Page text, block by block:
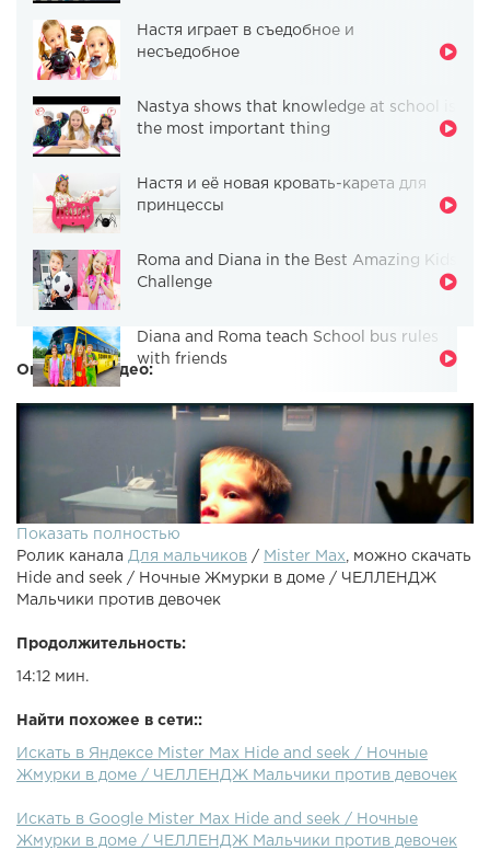
Настя играет в съедобное и
несъедобное
Nastya shows that knowledge at school is
the most important thing
Настя и её новая кровать-карета для
принцессы
Roma and Diana in the Best Amazing Kids
Challenge
Diana and Roma teach School bus rules
with friends
Описание видео:
видео! Ставьте лайки! Подписывайтесь на мой канал
Показать полностью
Ролик канала Для мальчиков / Mister Max , можно скачать
Hide and seek / Ночные Жмурки в доме / ЧЕЛЛЕНДЖ
Мальчики против девочек
Продолжительность:
14:12 мин.
Найти похожее в сети::
Искать в Яндексе Mister Max Hide and seek / Ночные
Жмурки в доме / ЧЕЛЛЕНДЖ Мальчики против девочек
Искать в Google Mister Max Hide and seek / Ночные
Жмурки в доме / ЧЕЛЛЕНДЖ Мальчики против девочек